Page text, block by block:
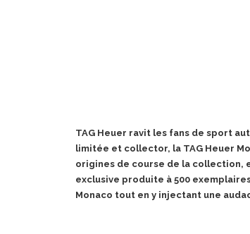
TAG Heuer ravit les fans de sport
limitée et collector, la TAG Heuer
origines de course de la collection,
exclusive produite à 500
Monaco tout en y injectant une